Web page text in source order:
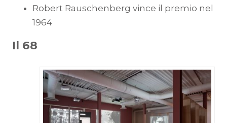
Robert Rauschenberg vince il premio nel
1964
Il 68